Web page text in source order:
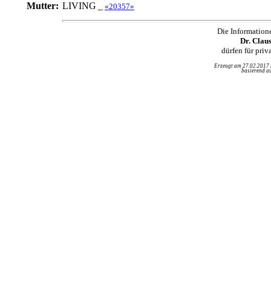
Mutter: LIVING «20357»
Die
Dr.
dürfen für
Erzeugt am
basierend